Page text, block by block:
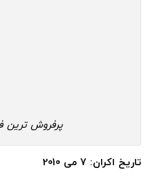
پرفروش ترین
تاریخ اکران: 7 می 2010